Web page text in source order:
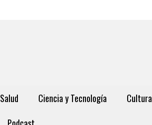
Salud Ciencia y Tecnología Cultura